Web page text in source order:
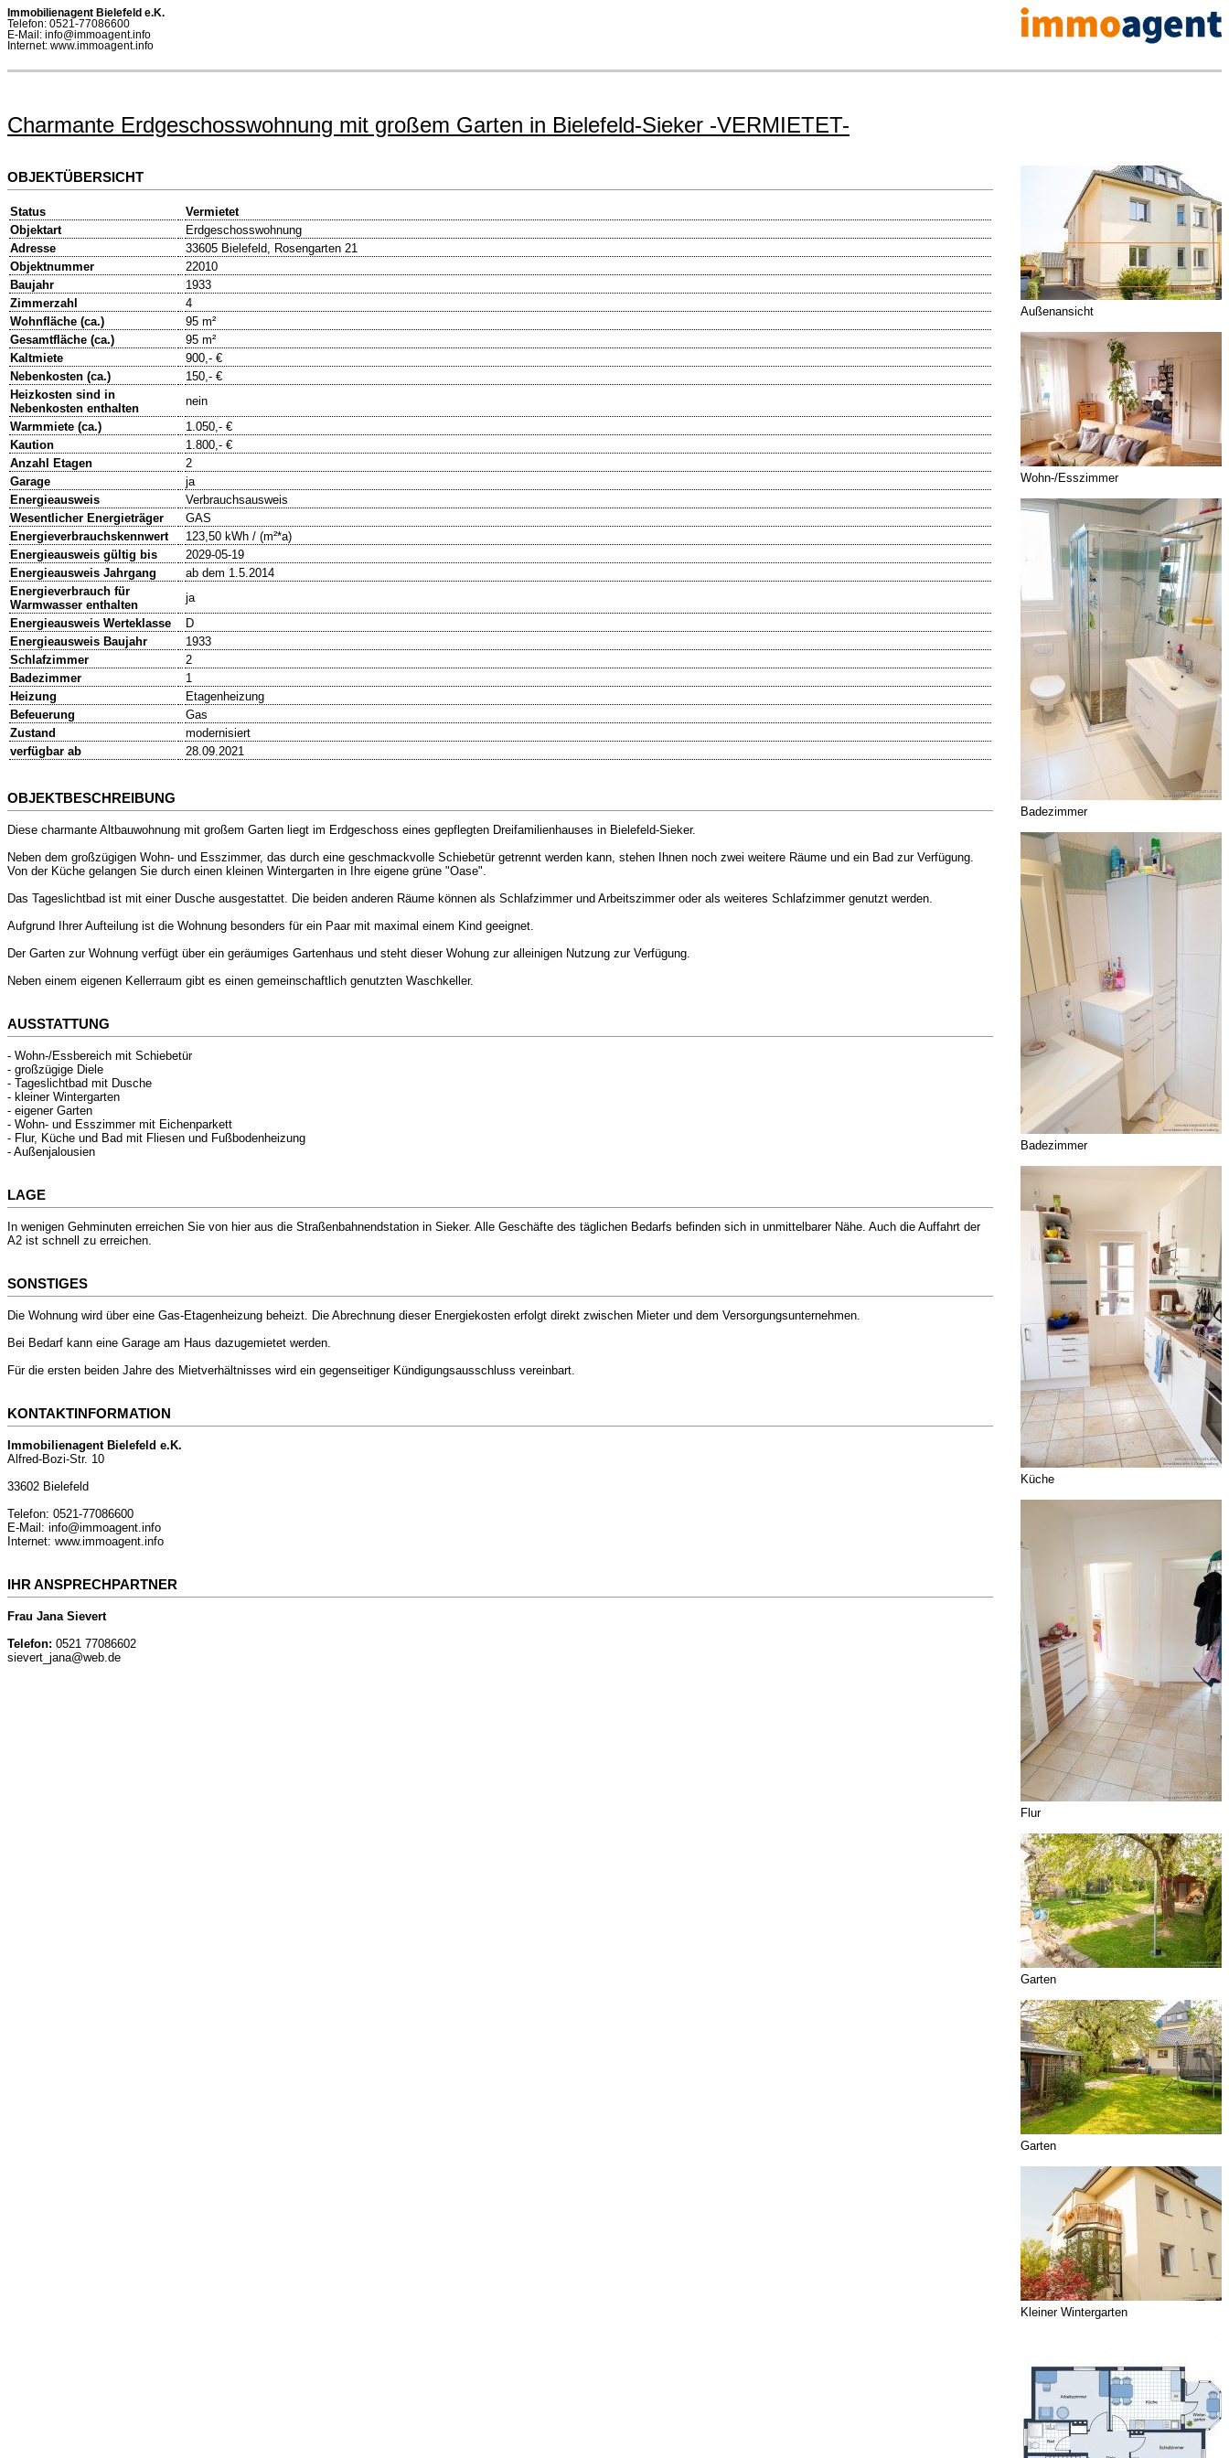
Immobilienagent Bielefeld e.K.
Telefon: 0521-77086600
E-Mail: info@immoagent.info
Internet: www.immoagent.info
Charmante Erdgeschosswohnung mit großem Garten in Bielefeld-Sieker -VERMIETET-
OBJEKTÜBERSICHT
Status
Vermietet
Objektart
Erdgeschosswohnung
Adresse
33605 Bielefeld, Rosengarten 21
Objektnummer
22010
Baujahr
1933
Zimmerzahl
4
Wohnfläche (ca.)
95 m²
Gesamtfläche (ca.)
95 m²
Kaltmiete
900,- €
Nebenkosten (ca.)
150,- €
Heizkosten sind in
Nebenkosten enthalten
nein
Warmmiete (ca.)
1.050,- €
Kaution
1.800,- €
Anzahl Etagen
2
Garage
ja
Energieausweis
Verbrauchsausweis
Wesentlicher Energieträger
GAS
Energieverbrauchskennwert
123,50 kWh / (m²*a)
Energieausweis gültig bis
2029-05-19
Energieausweis Jahrgang
ab dem 1.5.2014
Energieverbrauch für
Warmwasser enthalten
ja
Energieausweis Werteklasse
D
Energieausweis Baujahr
1933
Schlafzimmer
2
Badezimmer
1
Heizung
Etagenheizung
Befeuerung
Gas
Zustand
modernisiert
verfügbar ab
28.09.2021
OBJEKTBESCHREIBUNG
Diese charmante Altbauwohnung mit großem Garten liegt im Erdgeschoss eines gepflegten Dreifamilienhauses in Bielefeld-Sieker.
Neben dem großzügigen Wohn- und Esszimmer, das durch eine geschmackvolle Schiebetür getrennt werden kann, stehen Ihnen noch zwei weitere Räume und ein Bad zur Verfügung.
Von der Küche gelangen Sie durch einen kleinen Wintergarten in Ihre eigene grüne "Oase".
Das Tageslichtbad ist mit einer Dusche ausgestattet. Die beiden anderen Räume können als Schlafzimmer und Arbeitszimmer oder als weiteres Schlafzimmer genutzt werden.
Aufgrund Ihrer Aufteilung ist die Wohnung besonders für ein Paar mit maximal einem Kind geeignet.
Der Garten zur Wohnung verfügt über ein geräumiges Gartenhaus und steht dieser Wohung zur alleinigen Nutzung zur Verfügung.
Neben einem eigenen Kellerraum gibt es einen gemeinschaftlich genutzten Waschkeller.
AUSSTATTUNG
- Wohn-/Essbereich mit Schiebetür
- großzügige Diele
- Tageslichtbad mit Dusche
- kleiner Wintergarten
- eigener Garten
- Wohn- und Esszimmer mit Eichenparkett
- Flur, Küche und Bad mit Fliesen und Fußbodenheizung
- Außenjalousien
LAGE
In wenigen Gehminuten erreichen Sie von hier aus die Straßenbahnendstation in Sieker. Alle Geschäfte des täglichen Bedarfs befinden sich in unmittelbarer Nähe. Auch die Auffahrt der
A2 ist schnell zu erreichen.
SONSTIGES
Die Wohnung wird über eine Gas-Etagenheizung beheizt. Die Abrechnung dieser Energiekosten erfolgt direkt zwischen Mieter und dem Versorgungsunternehmen.
Bei Bedarf kann eine Garage am Haus dazugemietet werden.
Für die ersten beiden Jahre des Mietverhältnisses wird ein gegenseitiger Kündigungsausschluss vereinbart.
KONTAKTINFORMATION
Immobilienagent Bielefeld e.K.
Alfred-Bozi-Str. 10
33602 Bielefeld
Telefon: 0521-77086600
E-Mail: info@immoagent.info
Internet: www.immoagent.info
IHR ANSPRECHPARTNER
Frau Jana Sievert
Telefon: 0521 77086602
sievert_jana@web.de
Außenansicht
Wohn-/Esszimmer
Badezimmer
Badezimmer
Küche
Flur
Garten
Garten
Kleiner Wintergarten